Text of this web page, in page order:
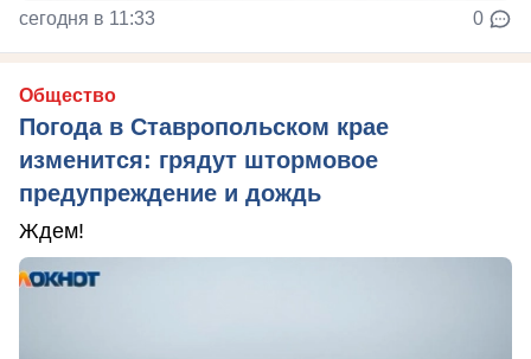
сегодня в 11:33 0
Общество
Погода в Ставропольском крае
изменится: грядут штормовое
предупреждение и дождь
Ждем!